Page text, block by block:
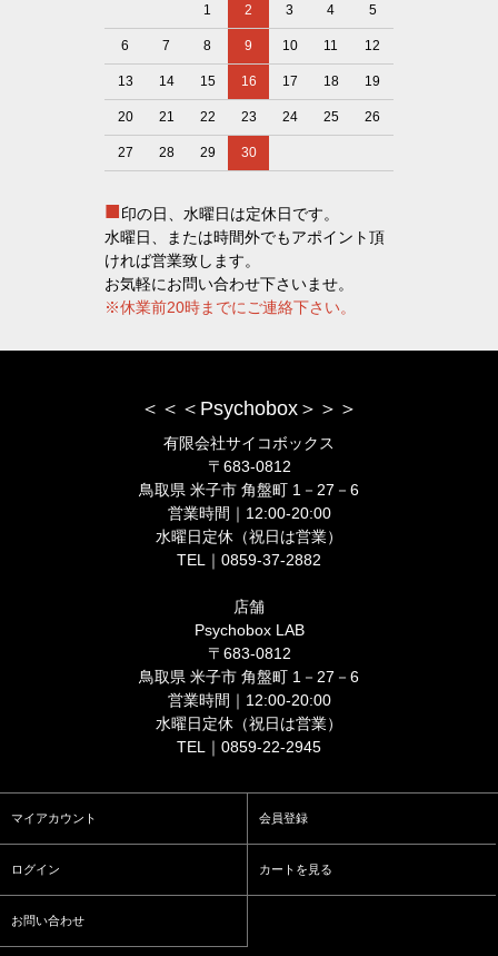
1 2 3 4 5
6 7 8 9 10 11 12
13 14 15 16 17 18 19
20 21 22 23 24 25 26
27 28 29 30
■印の日、水曜日は定休日です。
水曜日、または時間外でもアポイント頂
ければ営業致します。
お気軽にお問い合わせ下さいませ。
※休業前20時までにご連絡下さい。
＜＜＜Psychobox＞＞＞
有限会社サイコボックス
〒683-0812
鳥取県 米子市 角盤町 1－27－6
営業時間｜12:00-20:00
水曜日定休（祝日は営業）
TEL｜0859-37-2882
店舗
Psychobox LAB
〒683-0812
鳥取県 米子市 角盤町 1－27－6
営業時間｜12:00-20:00
水曜日定休（祝日は営業）
TEL｜0859-22-2945
マイアカウント 会員登録
ログイン カートを見る
お問い合わせ